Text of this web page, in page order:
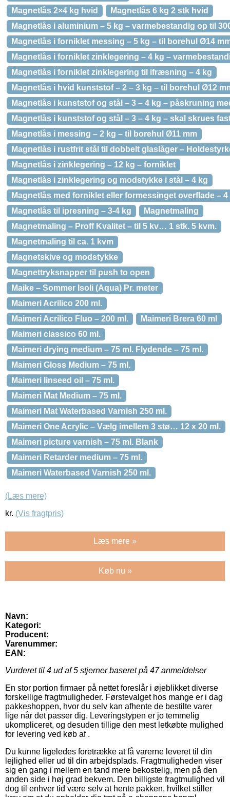
Magnetlås 2×4 kg hvid
Magnetlås 6 kg 2 stk hvid
Magnetlås i aluminium – 5 kg – varmebestandig op til
Magnetlås i forniklet messing – 5 kg – til borehul Ø14
Magnetlås i forniklet zinklegering – 4 kg –
Magnetlås i forniklet zinklegering til ifræsning – 4 kg
Magnetlås i hvid kunststof – 2 – 3 kg – til borehul Ø12
Magnetlås i kunststof og stål – 3 – 4 kg – påskruning
Magnetlås i kunststof og stål – 3 – 4 kg – skal skrues
Magnetlås i messing – 2 kg – til borehul Ø11 mm
Magnetlås i rustfrit stål til dobbelt glaslåger –
Magnetlås i zinklegering – 12 kg – forniklet
Magnetlås i zinklegering og modstykke i stål – 4 kg
Magnetlås med forniklet eller formessinget overflade – 4
Magnetlås til ipresning – 3-4 kg
Magnetmaling
Magnetmaling – Proff Kvalitet – til 5 kv… 1 stk. 5 kvm.
Magnetmaling til ca. 1 kvm
Magnetskive og modstykke
Magnettryksnapper til push to open
Maike – Sommer Isoli (Aqua) Pr. meter
Maimeri Acrilico 200 ml.
Maimeri Acrilico Fluo – 200 ml.
Maimeri Brera 60 ml
Maimeri classico 60 ml.
Maimeri drying medium – 75 ml. Flydende – 75 ml.
Maimeri Gloss Medium – 75 ml.
Maimeri linseed oil – 75 ml.
Maimeri Mat Medium – 75 ml.
Maimeri Mat Waterbased Varnish 250 ml.
Maimeri One Acrylic – Vælg imellem 3 stø… 12 x 20 ml.
Maimeri picture varnish – 75 ml. Blank
Maimeri Retarder medium – 75 ml.
Maimeri Waterbased Varnish 250 ml.
(Læs mere)
kr. (Vis fragtpris)
Læs mere »
Køb nu »
Navn:
Kategori:
Producent:
Varenummer:
EAN:
Vurderet til 4 ud af 5 stjerner baseret på 47anmeldelser
En stor portion firmaer på nettet foreslår i øjeblikket diverse
forskellige fragtmuligheder. Førstevalget hos mange er i dag
pakkeshoppen, hvor du selv kan afhente de bestilte varer
lige når det passer dig. Leveringstypen er jo temmelig
ukompliceret, og desuden tillige den mest letkøbte mulighed
for levering ved køb af .
Du kunne ligeledes foretrække at få varerne leveret til din
lejlighed eller ud til din arbejdsplads. Fragtmuligheden viser
sig en gang i mellem en tand mere bekostelig, men på den
anden side i høj grad bekvem. Den billigste fragtmulighed vil
dog til enhver tid være selv at hente pakken, hvilket stiller